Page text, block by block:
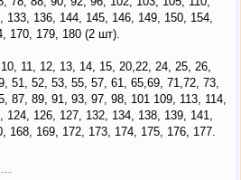
133, 136, 144, 145, 146, 149, 150, 154,
170, 179, 180 (2 шт).
11, 12, 13, 14, 15, 20,22, 24, 25, 26,
51, 52, 53, 55, 57, 61, 65,69, 71,72, 73,
87, 89, 91, 93, 97, 98, 101 109, 113, 114,
124, 126, 127, 132, 134, 138, 139, 141,
168, 169, 172, 173, 174, 175, 176, 177.